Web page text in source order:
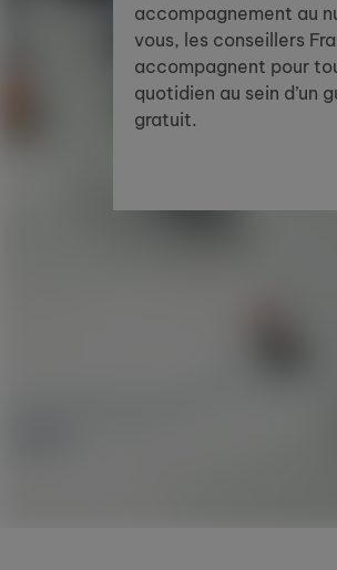
accompagnement au
vous, les conseillers
accompagnent pour
quotidien au sein d’un
gratuit.